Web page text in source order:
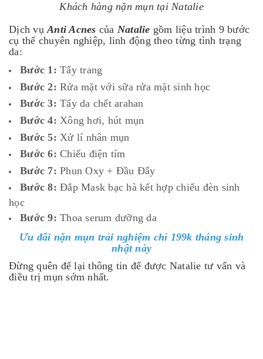
Khách hàng nặn mụn tại Natalie
Dịch vụAnti Acnes của Natalie gồm liệu trình 9 bước
cụ thể chuyên nghiệp, linh động theo từng tình trạng
da:
Bước 1: Tẩy trang
Bước 2: Rửa mặt với sữa rửa mặt sinh học
Bước 3: Tẩy da chết arahan
Bước 4: Xông hơi, hút mụn
Bước 5: Xử lí nhân mụn
Bước 6: Chiếu điện tím
Bước 7: Phun Oxy + Đầu Đẩy
Bước 8: Đắp Mask bạc hà kết hợp chiếu đèn sinh
học
Bước 9: Thoa serum dưỡng da
Ưu đãi nặn mụn trải nghiệm chỉ 199k tháng sinh
nhật này
Đừng quên để lại thông tin để được Natalie tư vấn và
điều trị mụn sớm nhất.